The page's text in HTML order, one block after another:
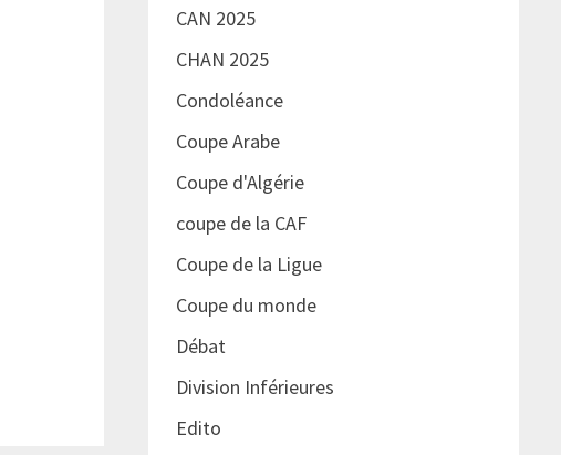
CAN 2025
CHAN 2025
Condoléance
Coupe Arabe
Coupe d'Algérie
coupe de la CAF
Coupe de la Ligue
Coupe du monde
Débat
Division Inférieures
Edito